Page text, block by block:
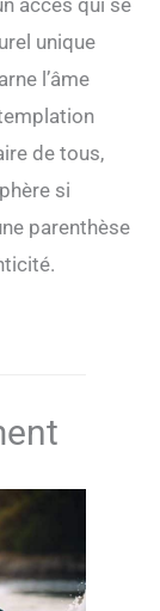
unique
l’âme
de tous,
si
parenthèse